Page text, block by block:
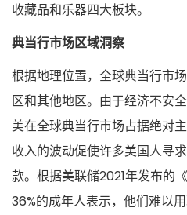
收藏品和乐器四大板块。
典当行市场区域洞察
根据地理位置，全球典当行市
区和其他地区。由于经济不安
美在全球典当行市场占据绝对
收入的波动促使许多美国人寻
款。根据美联储2021年发布的
36%的成年人表示，他们难以